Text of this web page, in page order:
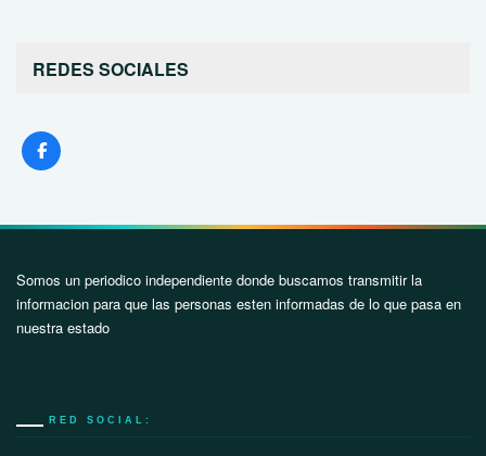
REDES SOCIALES
Somos un periodico independiente donde buscamos transmitir la
informacion para que las personas esten informadas de lo que pasa en
nuestra estado
RED SOCIAL: